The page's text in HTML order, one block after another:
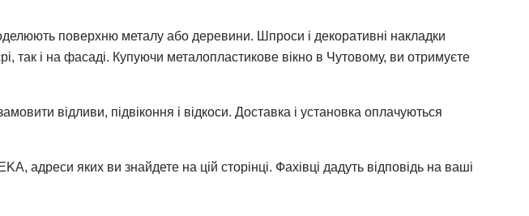
поверхню металу або деревини. Шпроси і декоративні накладки
так і на фасаді. Купуючи металопластикове вікно в Чутовому, ви отримуєте
відливи, підвіконня і відкоси. Доставка і установка оплачуються
адреси яких ви знайдете на цій сторінці. Фахівці дадуть відповідь на ваші